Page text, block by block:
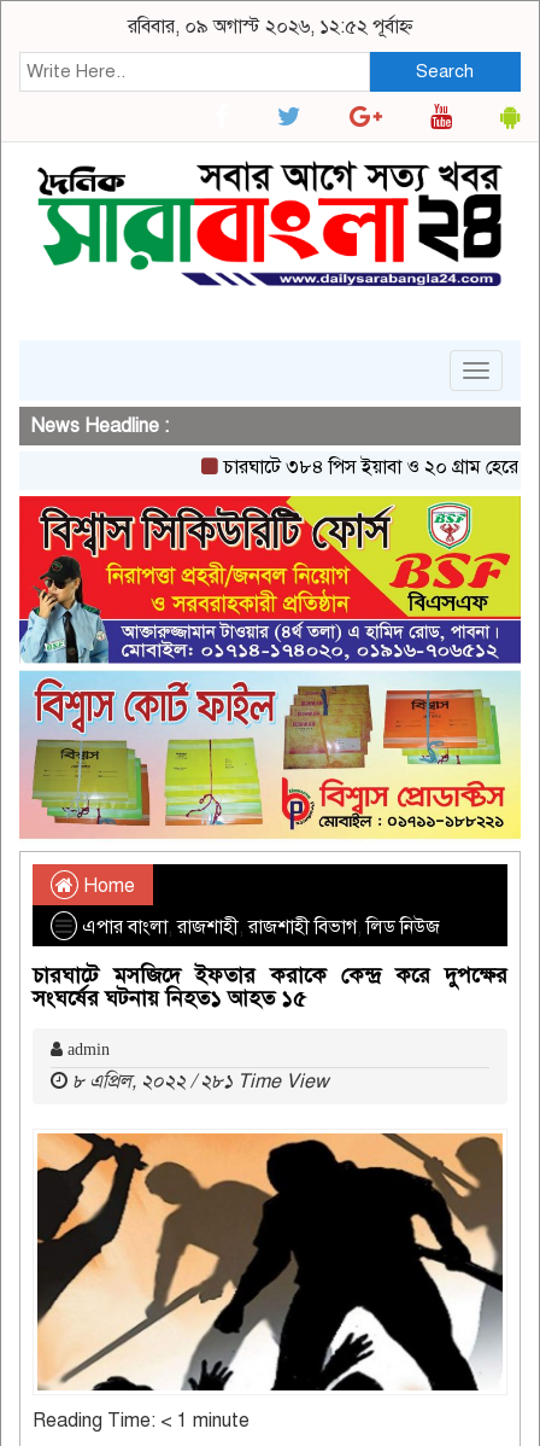
রবিবার, ০৯ অগাস্ট ২০২৬, ১২:৫২ পূর্বাহ্ন
Search
Toggle
News Headline :
চারঘাটে ৩৮৪ পিস ইয়াবা ও ২০ গ্রাম হেরোইনসহ
Home
এপার বাংলা,রাজশাহী,রাজশাহী বিভাগ,লিড নিউজ
চারঘাটে মসজিদে ইফতার করাকে কেন্দ্র করে দুপক্ষের
সংঘর্ষের ঘটনায় নিহত১ আহত ১৫
admin
৮ এপ্রিল, ২০২২ / ২৮১ Time View
Reading Time: < 1 minute